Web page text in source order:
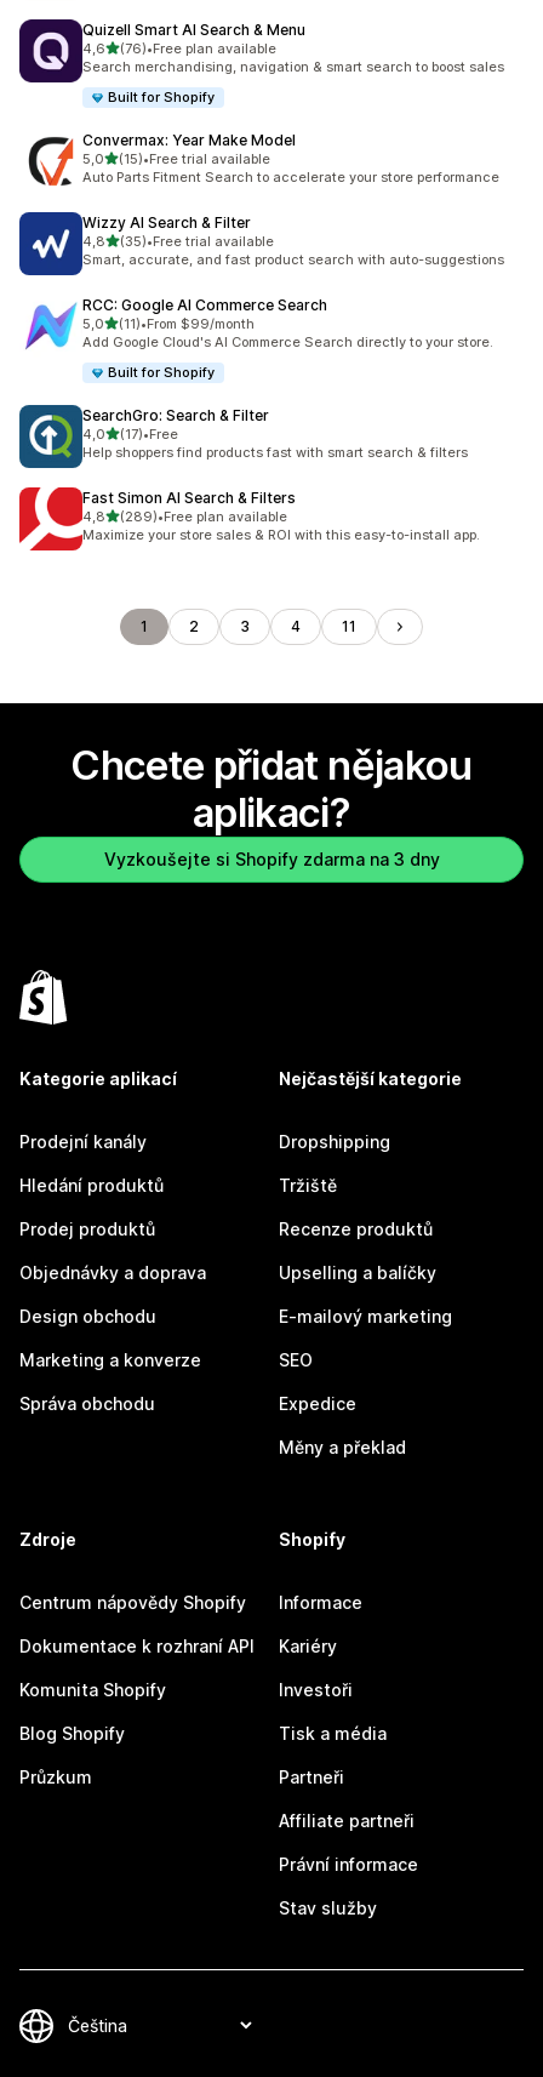
Quizell Smart AI Search & Menu
4,6z 5 hvězd
(76)
Celkový počet recenzí: 76
•Free plan available
Search merchandising, navigation & smart search to boost sales
Built for Shopify
Convermax: Year Make Model
5,0z 5 hvězd
(15)
Celkový počet recenzí: 15
•Free trial available
Auto Parts Fitment Search to accelerate your store performance
Wizzy AI Search & Filter
4,8z 5 hvězd
(35)
Celkový počet recenzí: 35
•Free trial available
Smart, accurate, and fast product search with auto-suggestions
RCC: Google AI Commerce Search
5,0z 5 hvězd
(11)
Celkový počet recenzí: 11
•From $99/month
Add Google Cloud's AI Commerce Search directly to your store.
Built for Shopify
SearchGro: Search & Filter
4,0z 5 hvězd
(17)
Celkový počet recenzí: 17
•Free
Help shoppers find products fast with smart search & filters
Fast Simon AI Search & Filters
4,8z 5 hvězd
(289)
Celkový počet recenzí: 289
•Free plan available
Maximize your store sales & ROI with this easy-to-install app.
1 2 3 4 11
Chcete přidat nějakou
aplikaci?
Vyzkoušejte si Shopify zdarma na 3 dny
Kategorie aplikací
Prodejní kanály
Hledání produktů
Prodej produktů
Objednávky a doprava
Design obchodu
Marketing a konverze
Správa obchodu
Nejčastější kategorie
Dropshipping
Tržiště
Recenze produktů
Upselling a balíčky
E-mailový marketing
SEO
Expedice
Měny a překlad
Zdroje
Centrum nápovědy Shopify
Dokumentace k rozhraní API
Komunita Shopify
Blog Shopify
Průzkum
Shopify
Informace
Kariéry
Investoři
Tisk a média
Partneři
Affiliate partneři
Právní informace
Stav služby